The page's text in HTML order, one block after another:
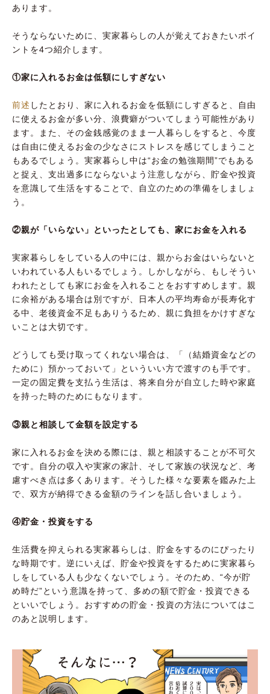
あります。
そうならないために、実家暮らしの人が覚えておきたいポイ
ントを4つ紹介します。
①家に入れるお金は低額にしすぎない
前述 したとおり、家に入れるお金を低額にしすぎると、自由
に使えるお金が多い分、浪費癖がついてしまう可能性があり
ます。また、その金銭感覚のまま一人暮らしをすると、今度
は自由に使えるお金の少なさにストレスを感じてしまうこと
もあるでしょう。実家暮らし中は“お金の勉強期間”でもある
と捉え、支出過多にならないよう注意しながら、貯金や投資
を意識して生活をすることで、自立のための準備をしましょ
う。
②親が「いらない」といったとしても、家にお金を入れる
実家暮らしをしている人の中には、親からお金はいらないと
いわれている人もいるでしょう。しかしながら、もしそうい
われたとしても家にお金を入れることをおすすめします。親
に余裕がある場合は別ですが、日本人の平均寿命が長寿化す
る中、老後資金不足もありうるため、親に負担をかけすぎな
いことは大切です。
どうしても受け取ってくれない場合は、「（結婚資金などの
ために）預かっておいて」といういい方で渡すのも手です。
一定の固定費を支払う生活は、将来自分が自立した時や家庭
を持った時のためにもなります。
③親と相談して金額を設定する
家に入れるお金を決める際には、親と相談することが不可欠
です。自分の収入や実家の家計、そして家族の状況など、考
慮すべき点は多くあります。そうした様々な要素を鑑みた上
で、双方が納得できる金額のラインを話し合いましょう。
④貯金・投資をする
生活費を抑えられる実家暮らしは、貯金をするのにぴったり
な時期です。逆にいえば、貯金や投資をするために実家暮ら
しをしている人も少なくないでしょう。そのため、“今が貯
め時だ”という意識を持って、多めの額で貯金・投資できる
といいでしょう。おすすめの貯金・投資の方法についてはこ
のあと説明します。